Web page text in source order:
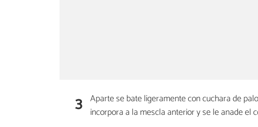
3 Aparte se bate ligeramente con cuchara de
incorpora a la mescla anterior y se le anade el